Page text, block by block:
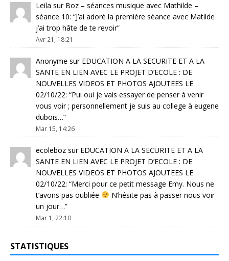
Leila sur Boz – séances musique avec Mathilde –
séance 10: “J’ai adoré la première séance avec Matilde
j’ai trop hâte de te revoir”
Avr 21, 18:21
Anonyme sur EDUCATION A LA SECURITE ET A LA
SANTE EN LIEN AVEC LE PROJET D’ECOLE : DE
NOUVELLES VIDEOS ET PHOTOS AJOUTEES LE
02/10/22: “Pui oui je vais essayer de penser à venir
vous voir ; personnellement je suis au college à eugene
dubois…”
Mar 15, 14:26
ecoleboz sur EDUCATION A LA SECURITE ET A LA
SANTE EN LIEN AVEC LE PROJET D’ECOLE : DE
NOUVELLES VIDEOS ET PHOTOS AJOUTEES LE
02/10/22: “Merci pour ce petit message Emy. Nous ne
t’avons pas oubliée
N’hésite pas à passer nous voir
un jour…”
Mar 1, 22:10
STATISTIQUES